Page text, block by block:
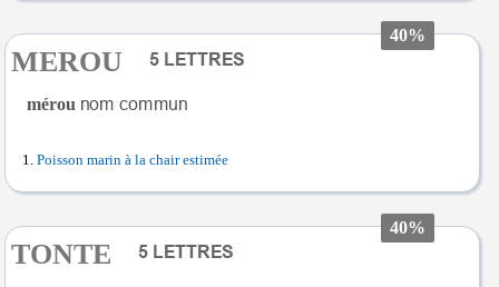
40%
MEROU
mérou
Poisson marin à la chair estimée
40%
TONTE